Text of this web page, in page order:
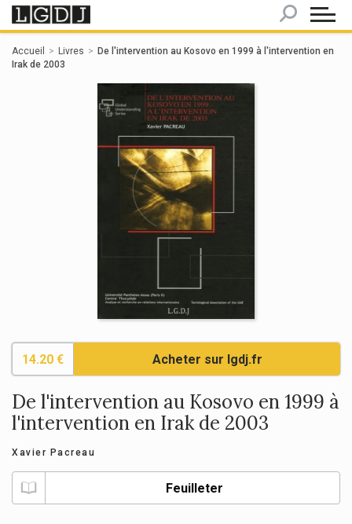
Accueil Livres
De l'intervention au Kosovo en 1999 à l'intervention en
Irak de 2003
14.20 € Acheter sur lgdj.fr
De l'intervention au Kosovo en 1999 à
l'intervention en Irak de 2003
Xavier Pacreau
Feuilleter
Panneau de gestion des cookies